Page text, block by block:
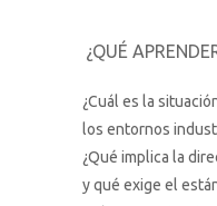
¿QUÉ
¿Cuál es la
los entornos
¿Qué implica la
y qué exige el